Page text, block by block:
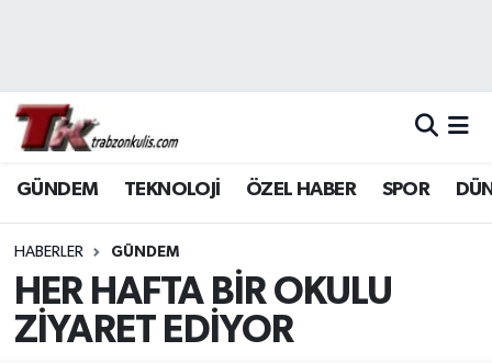
GÜNDEM TEKNOLOJİ ÖZEL HABER SPOR
HABERLER GÜNDEM
HER HAFTA BİR OKULU
ZİYARET EDİYOR
Trabzon Hava Durumu
Trabzon Namaz Vakitleri
Trabzon Trafik Yoğunluk Haritası
Süper Lig Puan Durumu ve Fikstür